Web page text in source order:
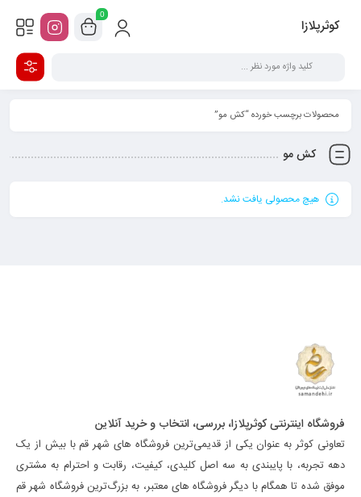
کوثرپلازا
0
محصولات برچسب خورده “کش مو”
کش مو
هیچ محصولی یافت نشد.
فروشگاه اینترنتی کوثرپلازا، بررسی، انتخاب و خرید آنلاین
تعاونی کوثر به عنوان یکی از قدیمی‌ترین فروشگاه های شهر قم با بیش از یک
دهه تجربه، با پایبندی به سه اصل کلیدی، کیفیت، رقابت و احترام به مشتری
موفق شده تا همگام با دیگر فروشگاه های معتبر، به بزرگ‌ترین فروشگاه شهر قم